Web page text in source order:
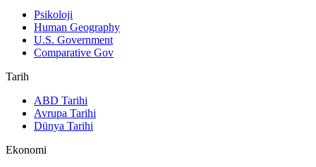
Psikoloji
Human Geography
U.S. Government
Comparative Gov
Tarih
ABD Tarihi
Avrupa Tarihi
Dünya Tarihi
Ekonomi